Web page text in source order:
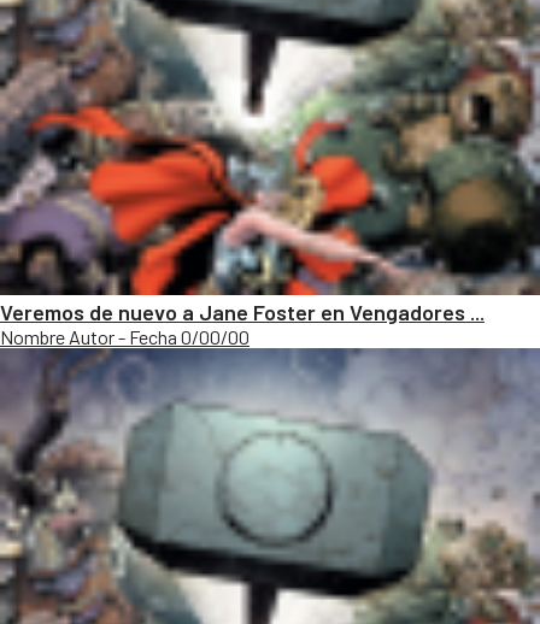
Veremos de nuevo a Jane Foster en Vengadores ...
Nombre Autor - Fecha 0/00/00